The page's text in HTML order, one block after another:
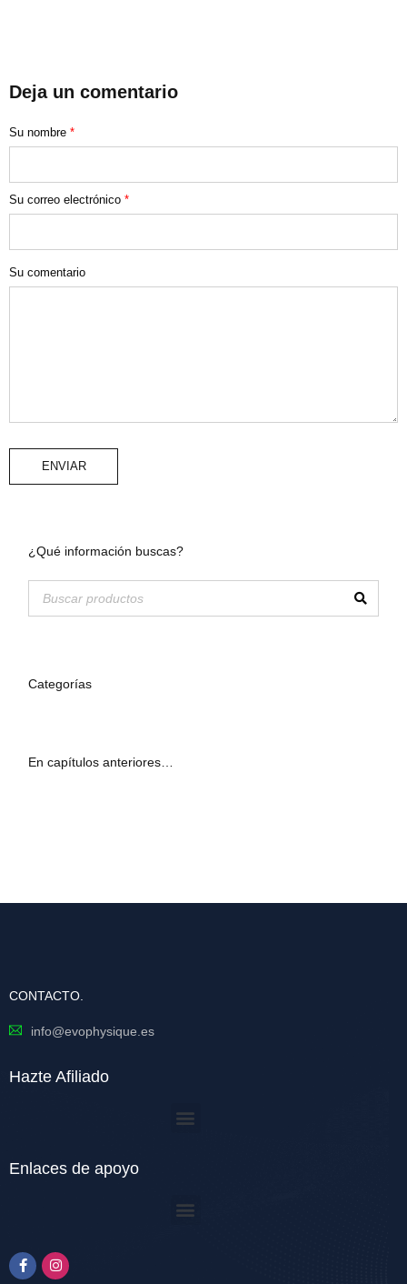
Deja un comentario
Su nombre *
Su correo electrónico *
Su comentario
ENVIAR
¿Qué información buscas?
Categorías
En capítulos anteriores…
CONTACTO.
info@evophysique.es
Hazte Afiliado
Enlaces de apoyo